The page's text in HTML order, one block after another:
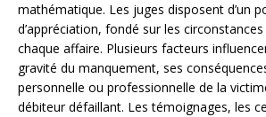
mathématique. Les juges disposent d’un
d’appréciation, fondé sur les
chaque affaire. Plusieurs facteurs
gravité du manquement, ses
personnelle ou professionnelle de la
débiteur défaillant. Les témoignages, les